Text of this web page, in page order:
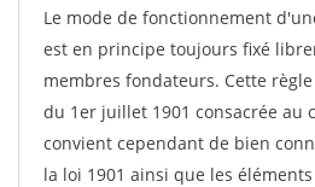
Le mode de fonctionnement
est en principe toujours fixé
membres fondateurs. Cette
du 1er juillet 1901 consacrée au
convient cependant de bien
la loi 1901 ainsi que les